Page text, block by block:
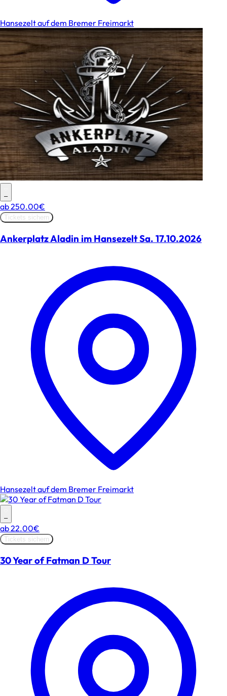
Hansezelt auf dem Bremer Freimarkt
–
ab250.00€
Tickets sichern
Ankerplatz Aladin im Hansezelt Sa. 17.10.2026
Hansezelt auf dem Bremer Freimarkt
–
ab22.00€
Tickets sichern
30 Year of Fatman D Tour